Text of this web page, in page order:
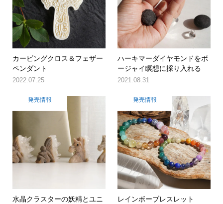
カービングクロス＆フェザー
ペンダント
2022.07.25
ハーキマーダイヤモンドをボ
ージャイ瞑想に採り入れる
2021.08.31
発売情報
水晶クラスターの妖精とユニ
発売情報
レインボーブレスレット